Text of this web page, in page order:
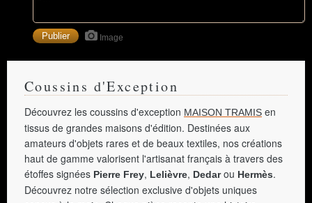
Image
Coussins d'Exception
Découvrez les coussins d'exception MAISON TRAMIS en
tissus de grandes maisons d'édition. Destinées aux
amateurs d'objets rares et de beaux textiles, nos créations
haut de gamme valorisent l'artisanat français à travers des
étoffes signées Pierre Frey, Lelièvre, Dedarou Hermès.
Découvrez notre sélection exclusive d'objets uniques